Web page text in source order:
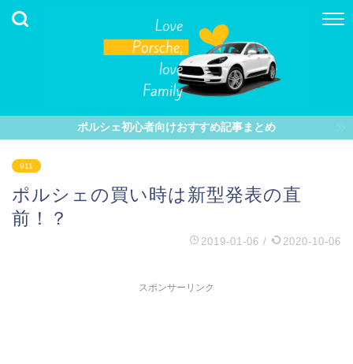
ポルシェ初心者向けおすすめ記事まとめ
911
ポルシェの買い時は新型発表の直
前！？
2019-01-06 / 2020-10-06
スポンサーリンク